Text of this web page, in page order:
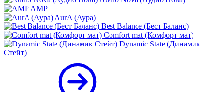
AMP
AurA (Аура)
Best Balance (Бест Баланс)
Comfort mat (Комфорт мат)
Dynamic State (Динамик
Стейт)